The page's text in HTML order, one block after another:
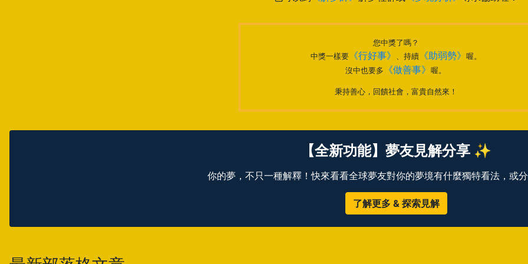
您中獎了嗎？
中獎一樣要《行好事》 、持續《助弱勢》 喔。
沒中也要多
《做善事》喔。
秉持善心，回饋社會，富貴自然來！
【全新功能】夢友見解分享 ✨
你的夢，不只一種解釋！快來看看全球夢友對你的夢境有什麼獨特看法，或分
了解更多 & 探索見解